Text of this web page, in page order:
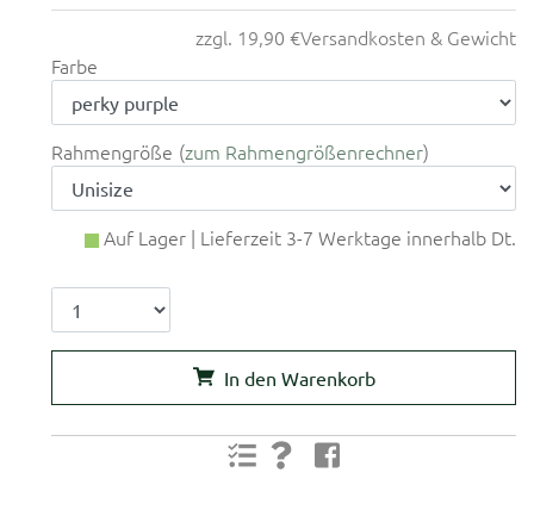
zzgl. 19,90 €Versandkosten & Gewicht
Farbe
Rahmengröße zum Rahmengrößenrechner
Auf Lager | Lieferzeit 3-7 Werktage innerhalb Dt.
In den Warenkorb